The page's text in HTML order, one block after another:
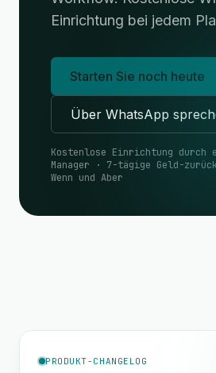
Einrichtung bei jedem
Starten Sie noch heute
Über WhatsApp
Kostenlose Einrichtung durch
Manager · 7-tägige Geld-
Wenn und Aber
PRODUKT-CHANGELOG